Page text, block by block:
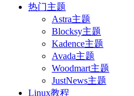
热门主题
Astra主题
Blocksy主题
Kadence主题
Avada主题
Woodmart主题
JustNews主题
Linux教程